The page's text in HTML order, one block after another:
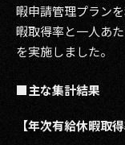
暇申請管理プラン
暇取得率と一人あ
を実施しました。
■主な集計結果
【年次有給休暇取得